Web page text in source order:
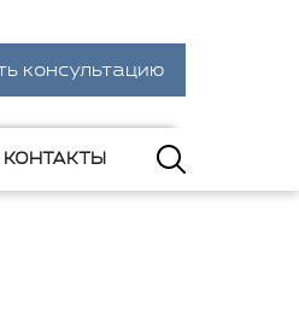
консультацию
КОНТАКТЫ